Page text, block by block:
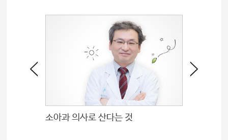
소아과 의사로 산다는 것